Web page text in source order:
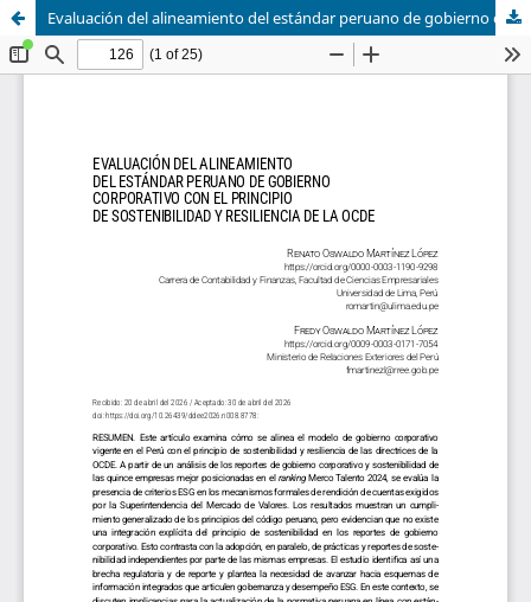
Evaluación del alineamiento del estándar peruano de gobierno corporativocon el principio de sostenibilidad y resiliencia de la OCDE